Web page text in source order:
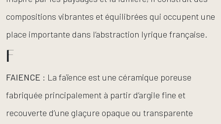
compositions vibrantes et équilibrées qui occupent une
place importante dans l’abstraction lyrique française.
F
FAIENCE : La faïence est une céramique poreuse
fabriquée principalement à partir d’argile fine et
recouverte d’une glaçure opaque ou transparente